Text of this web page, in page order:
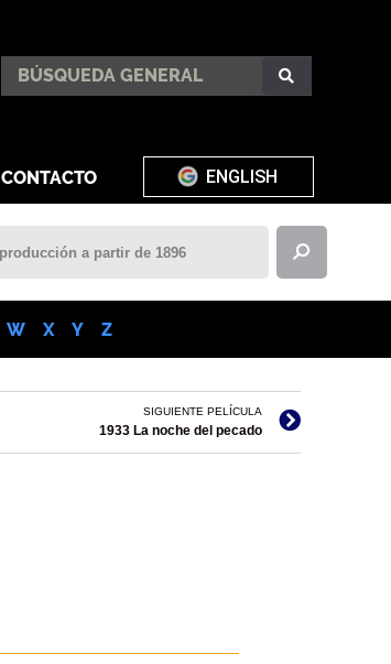
CONTACTO ENGLISH
W X Y Z
SIGUIENTE PELÍCULA
1933 La noche del pecado